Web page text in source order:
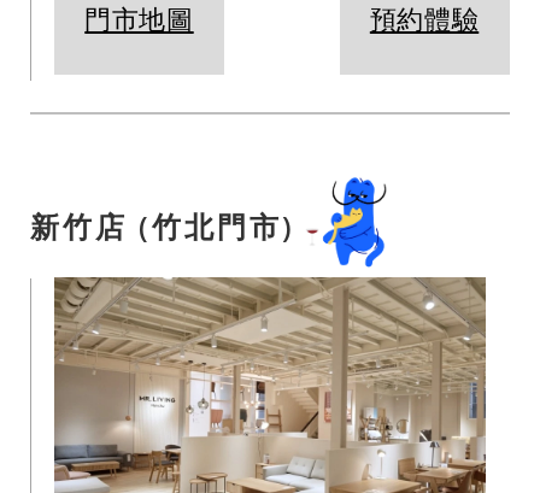
預約體驗
門市地圖
新竹店 (竹北門市)